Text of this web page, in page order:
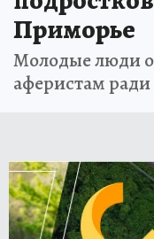
Приморье
Молодые люди
аферистам ради